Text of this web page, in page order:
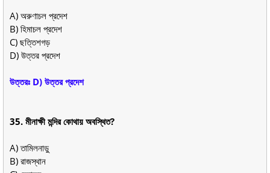
A) অরুণাচল প্রদেশ
B) হিমাচল প্রদেশ
C) ছত্তিশগড়
D) উত্তর প্রদেশ
উত্তরঃ D) উত্তর প্রদেশ
35. মীনাক্ষী মন্দির কোথায় অবস্থিত?
A) তামিলনাড়ু
B) রাজস্থান